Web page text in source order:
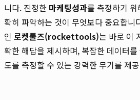
니다. 진정한 마케팅성과를 측정하기
확히 파악하는 것이 무엇보다 중요합니
인 로켓툴즈(rockettools)는 바로 이
확한 해답을 제시하며, 복잡한 데이터
도를 측정할 수 있는 강력한 무기를 제